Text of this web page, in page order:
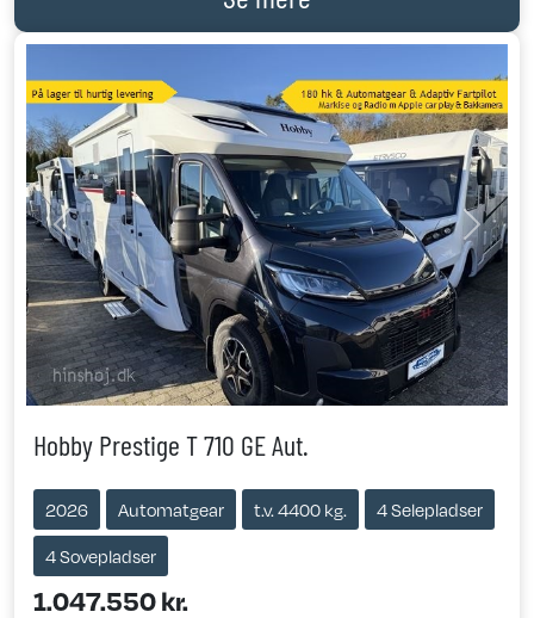
Previous Next
Hobby Prestige T 710 GE Aut.
2026 Automatgear t.v. 4400 kg.
4 Selepladser
4 Sovepladser
1.047.550 kr.